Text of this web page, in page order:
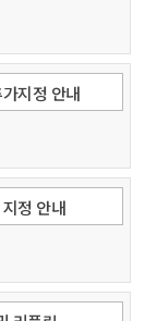
지정 안내
정 안내